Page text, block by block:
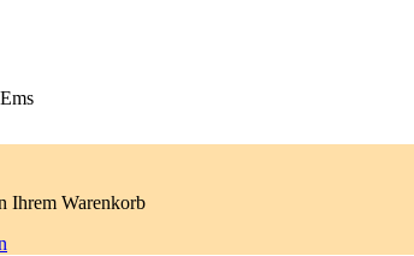
Ihrem Warenkorb